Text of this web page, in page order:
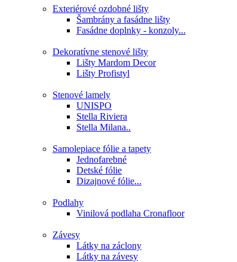
Exteriérové ozdobné lišty
Šambrány a fasádne lišty
Fasádne doplnky - konzoly...
Dekoratívne stenové lišty
Lišty Mardom Decor
Lišty Profistyl
Stenové lamely
UNISPO
Stella Riviera
Stella Milana..
Samolepiace fólie a tapety
Jednofarebné
Detské fólie
Dizajnové fólie...
Podlahy
Vinilová podlaha Cronafloor
Závesy
Látky na záclony
Látky na závesy